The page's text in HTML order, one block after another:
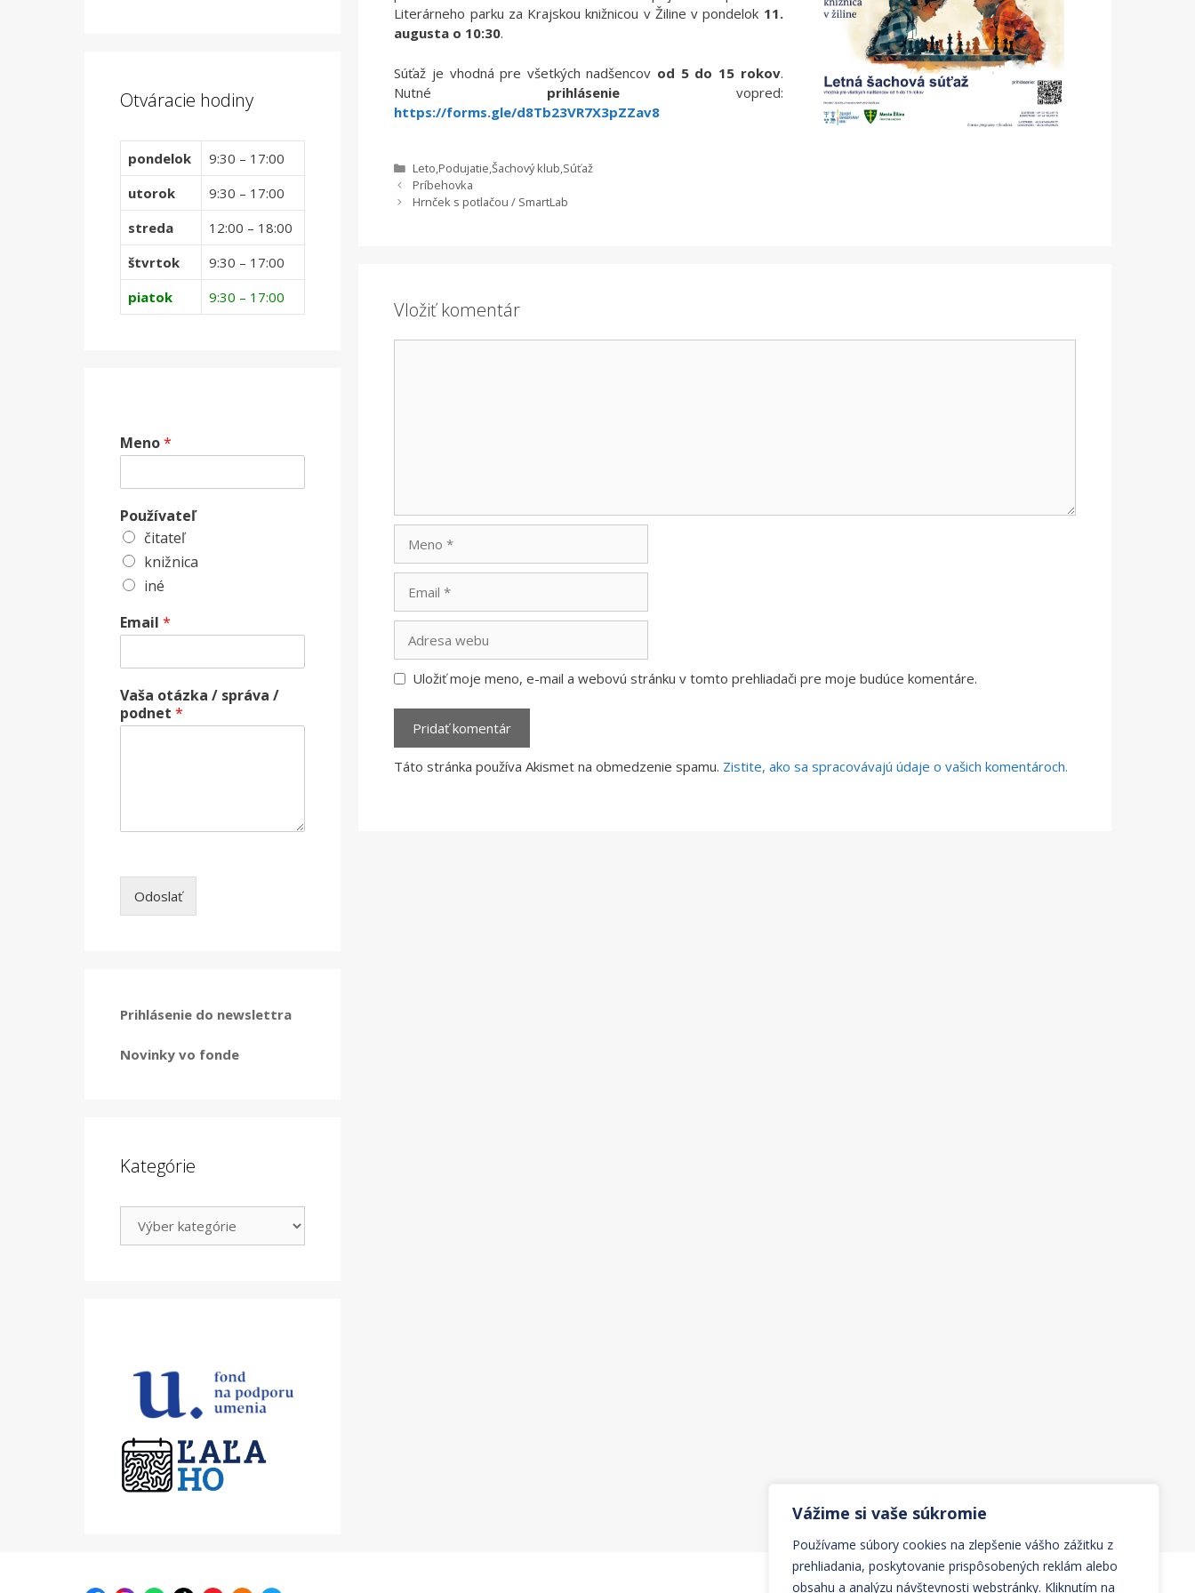
Vážime si vaše súkromie
Používame súbory cookies na zlepšenie vášho zážitku z
prehliadania, poskytovanie prispôsobených reklám alebo
obsahu a analýzu návštevnosti webstránky. Kliknutím na
Literárneho parku za Krajskou knižnicou v Žiline v pondelok 11.
augusta o 10:30.
Súťaž je vhodná pre všetkých nadšencov od 5 do 15 rokov.
Nutné prihlásenie vopred:
https://forms.gle/d8Tb23VR7X3pZZav8
Kategórie
Leto,Podujatie,Šachový klub,Súťaž
Príbehovka
Hrnček s potlačou / SmartLab
Vložiť komentár
webu
Uložiť moje meno, e-mail a webovú stránku v tomto prehliadači pre moje budúce komentáre.
Táto stránka používa Akismet na obmedzenie spamu. Zistite, ako sa spracovávajú údaje o vašich komentároch.
Otváracie hodiny
pondelok
9:30 – 17:00
utorok
9:30 – 17:00
streda
12:00 – 18:00
štvrtok
9:30 – 17:00
piatok
9:30 – 17:00
Meno*
Používateľ
čitateľ
knižnica
iné
Email *
Vaša otázka / správa /
podnet *
Odoslať
Prihlásenie do newslettra
Novinky vo fonde
Kategórie